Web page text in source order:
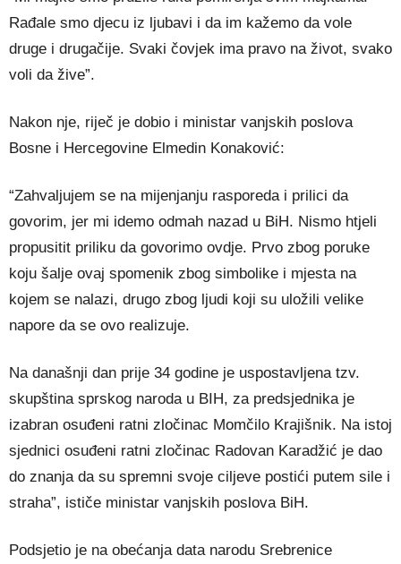
Rađale smo djecu iz ljubavi i da im kažemo da vole
druge i drugačije. Svaki čovjek ima pravo na život, svako
voli da žive”.
Nakon nje, riječ je dobio i ministar vanjskih poslova
Bosne i Hercegovine Elmedin Konaković:
“Zahvaljujem se na mijenjanju rasporeda i prilici da
govorim, jer mi idemo odmah nazad u BiH. Nismo htjeli
propusitit priliku da govorimo ovdje. Prvo zbog poruke
koju šalje ovaj spomenik zbog simbolike i mjesta na
kojem se nalazi, drugo zbog ljudi koji su uložili velike
napore da se ovo realizuje.
Na današnji dan prije 34 godine je uspostavljena tzv.
skupština sprskog naroda u BIH, za predsjednika je
izabran osuđeni ratni zločinac Momčilo Krajišnik. Na istoj
sjednici osuđeni ratni zločinac Radovan Karadžić je dao
do znanja da su spremni svoje ciljeve postići putem sile i
straha”, ističe ministar vanjskih poslova BiH.
Podsjetio je na obećanja data narodu Srebrenice